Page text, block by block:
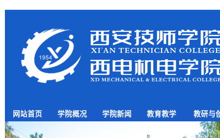
网站首页 学院概况 学院新闻 教育教学 教研与